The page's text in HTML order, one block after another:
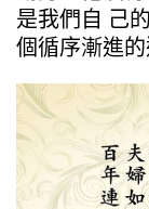
是我們自 己
個循序漸進